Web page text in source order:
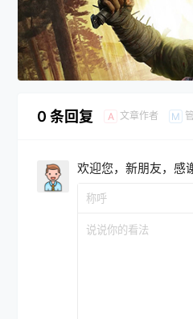
0 条回复 A 文章作者 M
欢迎您，新朋友，感